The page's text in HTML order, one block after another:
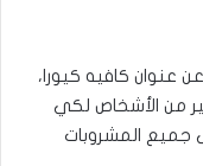
كافيه كيورا،
من الأشخاص لكي
جميع المشروبات